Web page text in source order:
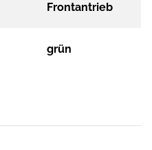
Frontantrieb
grün